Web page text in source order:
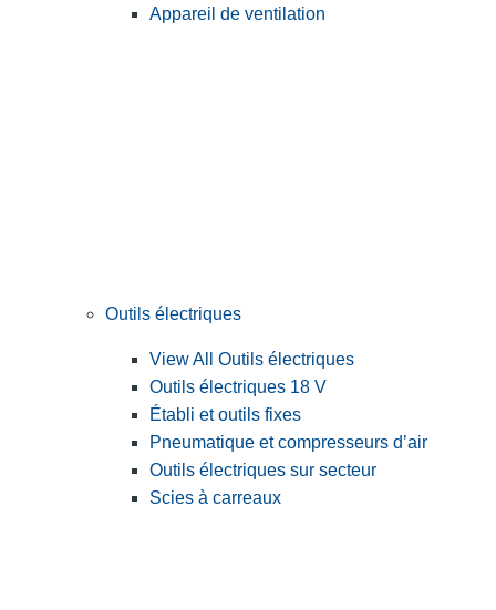
Appareil de ventilation
Outils électriques
View All Outils électriques
Outils électriques 18 V
Établi et outils fixes
Pneumatique et compresseurs d’air
Outils électriques sur secteur
Scies à carreaux